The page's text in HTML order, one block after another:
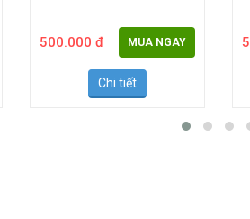
500.000 đ MUA NGAY
Chi tiết